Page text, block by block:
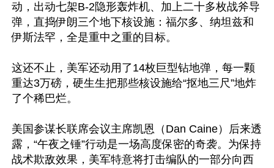
动，出动七架B-2隐形轰炸机、加上二十多枚战斧导
弹，直捣伊朗三个地下核设施：福尔多、纳坦兹和
伊斯法罕，全是重中之重的目标。
这还不止，美军还动用了14枚巨型钻地弹，每一颗
重达3万磅，硬生生把那些核设施给“抠地三尺”地炸
了个稀巴烂。
美国参谋长联席会议主席凯恩（Dan Caine）后来透
露，“午夜之锤”行动是一场高度保密的奇袭。为保持
战术欺敌效果，美军特意将打击编队的一部分向西